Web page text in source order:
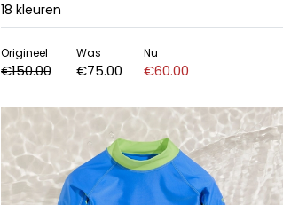
18 kleuren
Origineel
€150.00
Was
€75.00
Nu
€60.00